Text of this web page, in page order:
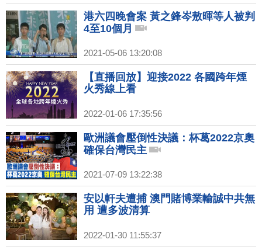
港六四晚會案 黃之鋒岑敖暉等人被判
4至10個月
2021-05-06 13:20:08
【直播回放】迎接2022 各國跨年煙
火秀線上看
2022-01-06 17:35:56
歐洲議會壓倒性決議：杯葛2022京奧
確保台灣民主
2021-07-09 13:22:38
安以軒夫遭捕 澳門賭博業輸誠中共無
用 遭多波清算
2022-01-30 11:55:37